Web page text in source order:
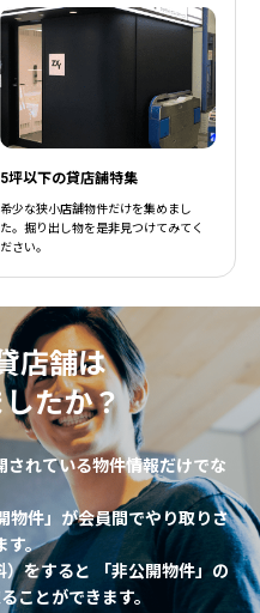
5坪以下の貸店舗特集
希少な狭小店舗物件だけを集めまし
た。掘り出し物を是非見つけてみてく
ださい。
店舗は
たか？
されている物件情報だけでな
物件」が会員間でやり取りさ
す。
をすると 「非公開物件」の
ことができます。